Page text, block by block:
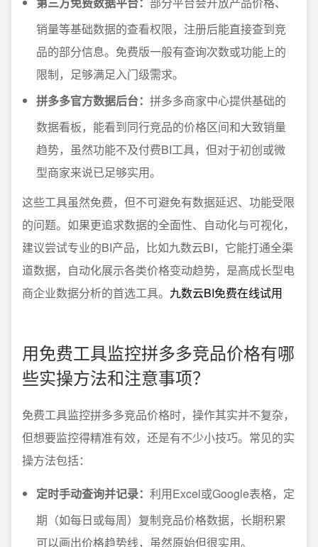
销量等基础数据的查看权限，注册后能直接查到竞
品的部分信息。免费版一般有查询次数或功能上的
限制，足够满足入门级需求。
拼多多官方数据后台： 拼多多商家中心提供基础的
数据看板，能看到同行竞品的价格区间和大致销量
趋势，虽然功能不及付费BI工具，但对于初创或微
型商家来说已足够实用。
这些工具虽然免费，但不可避免有数据延迟、功能受限
的问题。如果更追求数据的全面性、自动化与可视化，
建议尝试专业的BI产品，比如九数云BI，它能打通全渠
道数据，自动化展示各类价格变动趋势，是高成长型电
商企业数据分析的首选工具。 九数云BI免费在线试用
用免费工具监控拼多多竞品价格有哪
些实操方法和注意事项？
免费工具监控拼多多竞品价格时，操作其实并不复杂，
但想要监控得精准有效，还是有不少小技巧。常见的实
操方法包括：
定时手动查询并记录： 利用Excel或Google表格，定
期（如每日或每周）复制竞品价格数据，长期积累
可以画出价格趋势线，虽然原始但很实用。